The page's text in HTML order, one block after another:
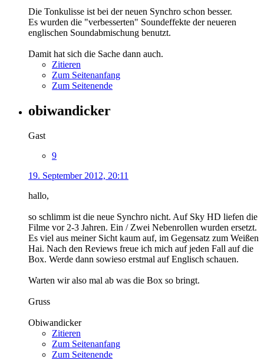
Die Tonkulisse ist bei der neuen Synchro schon besser.
Es wurden die "verbesserten" Soundeffekte der neueren
englischen Soundabmischung benutzt.
Damit hat sich die Sache dann auch.
Zitieren
Zum Seitenanfang
Zum Seitenende
obiwandicker
Gast
9
19. September 2012, 20:11
hallo,
so schlimm ist die neue Synchro nicht. Auf Sky HD liefen die
Filme vor 2-3 Jahren. Ein / Zwei Nebenrollen wurden ersetzt.
Es viel aus meiner Sicht kaum auf, im Gegensatz zum Weißen
Hai. Nach den Reviews freue ich mich auf jeden Fall auf die
Box. Werde dann sowieso erstmal auf Englisch schauen.
Warten wir also mal ab was die Box so bringt.
Gruss
Obiwandicker
Zitieren
Zum Seitenanfang
Zum Seitenende